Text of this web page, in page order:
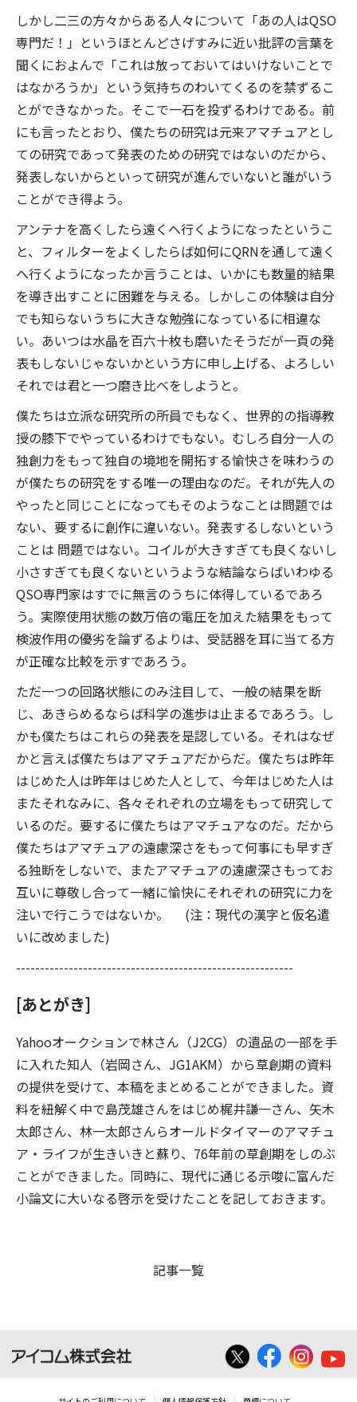
しかし二三の方々からある人々について「あの人はQSO
専門だ！」というほとんどさげすみに近い批評の言葉を
聞くにおよんで「これは放っておいてはいけないことで
はなかろうか」という気持ちのわいてくるのを禁ずるこ
とができなかった。そこで一石を投ずるわけである。前
にも言ったとおり、僕たちの研究は元来アマチュアとし
ての研究であって発表のための研究ではないのだから、
発表しないからといって研究が進んでいないと誰がいう
ことができ得よう。
アンテナを高くしたら遠くへ行くようになったというこ
と、フィルターをよくしたらば如何にQRNを通して遠く
へ行くようになったか言うことは、いかにも数量的結果
を導き出すことに困難を与える。しかしこの体験は自分
でも知らないうちに大きな勉強になっているに相違な
い。あいつは水晶を百六十枚も磨いたそうだが一頁の発
表もしないじゃないかという方に申し上げる、よろしい
それでは君と一つ磨き比べをしようと。
僕たちは立派な研究所の所員でもなく、世界的の指導教
授の膝下でやっているわけでもない。むしろ自分一人の
独創力をもって独自の境地を開拓する愉快さを味わうの
が僕たちの研究をする唯一の理由なのだ。それが先人の
やったと同じことになってもそのようなことは問題では
ない、要するに創作に違いない。発表するしないという
ことは 問題ではない。コイルが大きすぎても良くないし
小さすぎても良くないというような結論ならばいわゆる
QSO専門家はすでに無言のうちに体得しているであろ
う。実際使用状態の数万倍の電圧を加えた結果をもって
検波作用の優劣を論ずるよりは、受話器を耳に当てる方
が正確な比較を示すであろう。
ただ一つの回路状態にのみ注目して、一般の結果を断
じ、あきらめるならば科学の進歩は止まるであろう。し
かも僕たちはこれらの発表を是認している。それはなぜ
かと言えば僕たちはアマチュアだからだ。僕たちは昨年
はじめた人は昨年はじめた人として、今年はじめた人は
またそれなみに、各々それぞれの立場をもって研究して
いるのだ。要するに僕たちはアマチュアなのだ。だから
僕たちはアマチュアの遠慮深さをもって何事にも早すぎ
る独断をしないで、またアマチュアの遠慮深さもってお
互いに尊敬し合って一緒に愉快にそれぞれの研究に力を
注いで行こうではないか。 (注：現代の漢字と仮名遣
いに改めました)
----------------------------------------------------------
[あとがき]
Yahooオークションで林さん（J2CG）の遺品の一部を手
に入れた知人（岩岡さん、JG1AKM）から草創期の資料
の提供を受けて、本稿をまとめることができました。資
料を紐解く中で島茂雄さんをはじめ梶井謙一さん、矢木
太郎さん、林一太郎さんらオールドタイマーのアマチュ
ア・ライフが生きいきと蘇り、76年前の草創期をしのぶ
ことができました。同時に、現代に通じる示唆に富んだ
小論文に大いなる啓示を受けたことを記しておきます。
記事一覧